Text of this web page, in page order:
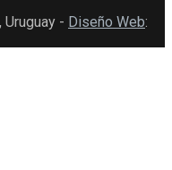
- Diseño Web: